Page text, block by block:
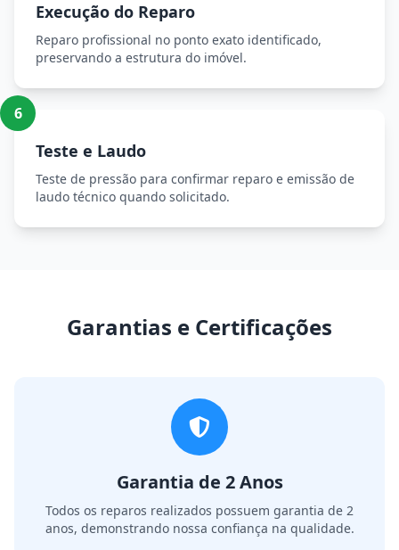
Execução do Reparo
Reparo profissional no ponto exato identificado,
preservando a estrutura do imóvel.
6
Teste e Laudo
Teste de pressão para confirmar reparo e emissão de
laudo técnico quando solicitado.
Garantias e Certificações
Garantia de 2 Anos
Todos os reparos realizados possuem garantia de 2
anos, demonstrando nossa confiança na qualidade.